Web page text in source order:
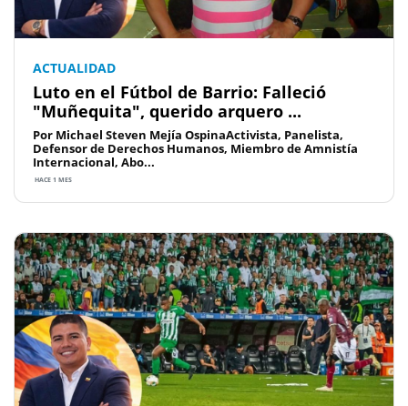
ACTUALIDAD
Luto en el Fútbol de Barrio: Falleció
"Muñequita", querido arquero ...
Por Michael Steven Mejía OspinaActivista, Panelista,
Defensor de Derechos Humanos, Miembro de Amnistía
Internacional, Abo...
HACE 1 MES